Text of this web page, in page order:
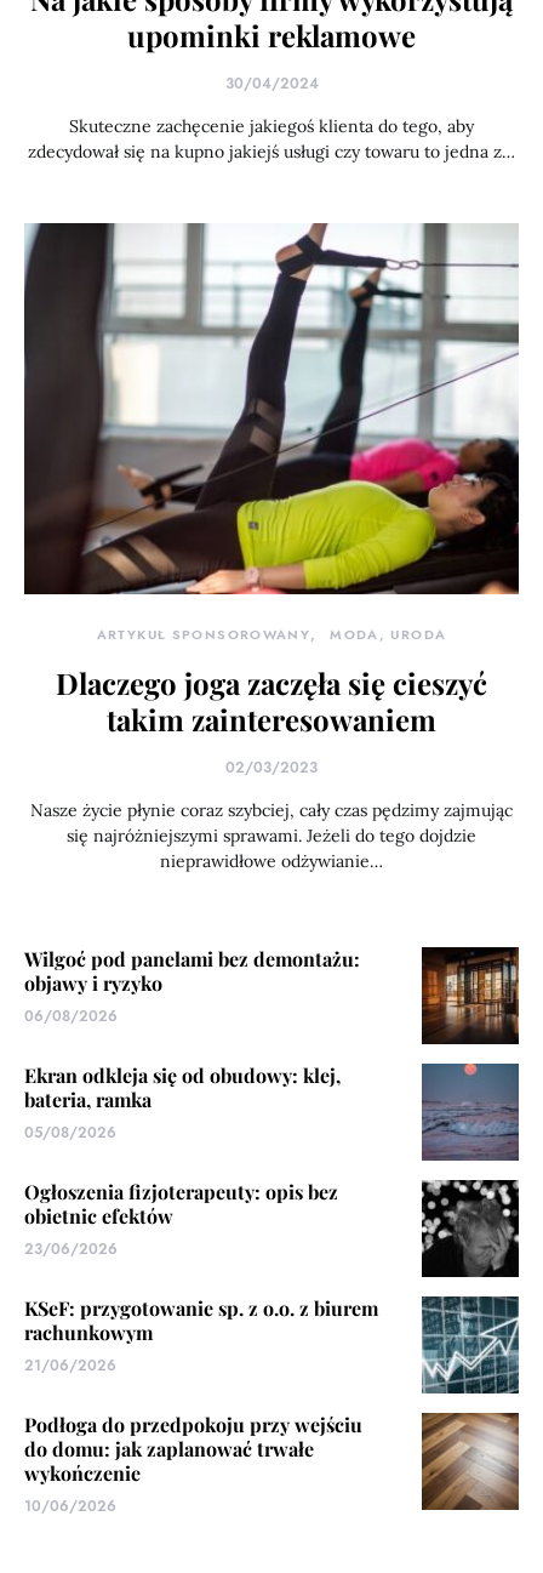
upominki reklamowe
30/04/2024
Skuteczne zachęcenie jakiegoś klienta do tego, aby
zdecydował się na kupno jakiejś usługi czy towaru to jedna z…
ARTYKUŁ SPONSOROWANY MODA, URODA
Dlaczego joga zaczęła się cieszyć
takim zainteresowaniem
02/03/2023
Nasze życie płynie coraz szybciej, cały czas pędzimy zajmując
się najróżniejszymi sprawami. Jeżeli do tego dojdzie
nieprawidłowe odżywianie…
Wilgoć pod panelami bez demontażu:
objawy i ryzyko
06/08/2026
Ekran odkleja się od obudowy: klej,
bateria, ramka
05/08/2026
Ogłoszenia fizjoterapeuty: opis bez
obietnic efektów
23/06/2026
KSeF: przygotowanie sp. z o.o. z biurem
rachunkowym
21/06/2026
Podłoga do przedpokoju przy wejściu
do domu: jak zaplanować trwałe
wykończenie
10/06/2026